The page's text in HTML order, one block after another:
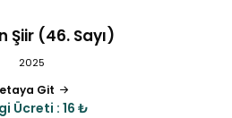
Şiir (46. Sayı)
2025
Git
Ücreti : 16 ₺